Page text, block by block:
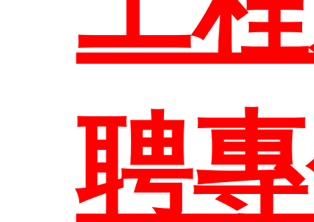
大
生
修
表單
聘